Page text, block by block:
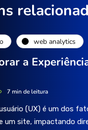
web analytics
a
7 min de leitura
(UX) é um dos
um site, impactando